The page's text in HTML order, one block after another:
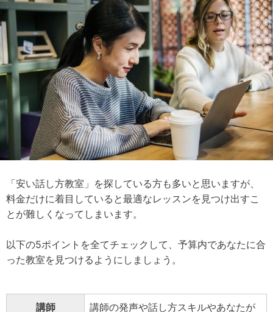
「安い話し方教室」を探している方も多いと思いますが、
料金だけに着目していると最適なレッスンを見つけ出すこ
とが難しくなってしまいます。
以下の5ポイントを全てチェックして、予算内であなたに合
った教室を見つけるようにしましょう。
講師
講師の発声や話し方スキルやあなたが